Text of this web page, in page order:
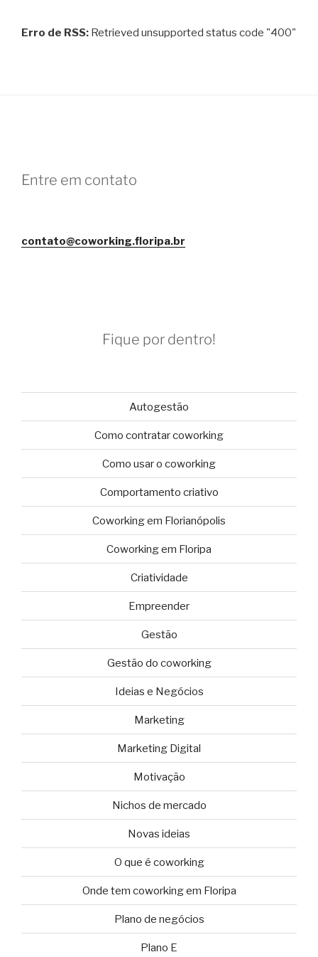
Erro de RSS: Retrieved unsupported status code "400"
Entre em contato
contato@coworking.floripa.br
Fique por dentro!
Autogestão
Como contratar coworking
Como usar o coworking
Comportamento criativo
Coworking em Florianópolis
Coworking em Floripa
Criatividade
Empreender
Gestão
Gestão do coworking
Ideias e Negócios
Marketing
Marketing Digital
Motivação
Nichos de mercado
Novas ideias
O que é coworking
Onde tem coworking em Floripa
Plano de negócios
Plano E